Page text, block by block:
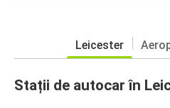
Leicester
Stații de autocar în